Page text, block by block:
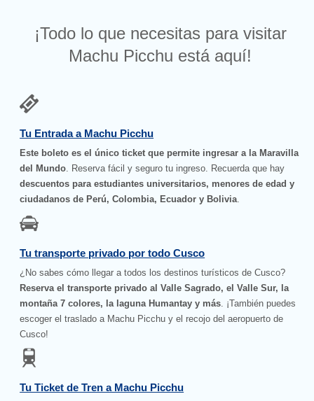
¡Todo lo que necesitas para visitar
Machu Picchu está aquí!
Tu Entrada a Machu Picchu
Este boleto es el único ticket que permite ingresar a la Maravilla
del Mundo. Reserva fácil y seguro tu ingreso. Recuerda que hay
descuentos para estudiantes universitarios, menores de edad y
ciudadanos de Perú, Colombia, Ecuador y Bolivia.
Tu transporte privado por todo Cusco
¿No sabes cómo llegar a todos los destinos turísticos de Cusco?
Reserva el transporte privado al Valle Sagrado, el Valle Sur, la
montaña 7 colores, la laguna Humantay y más. ¡También puedes
escoger el traslado a Machu Picchu y el recojo del aeropuerto de
Cusco!
Tu Ticket de Tren a Machu Picchu